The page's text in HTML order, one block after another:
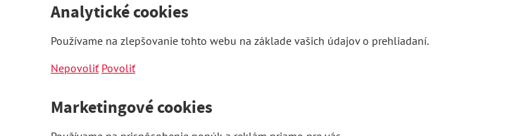
Analytické cookies
Používame na zlepšovanie tohto webu na základe vašich údajov o prehliadaní.
Nepovoliť Povoliť
Marketingové cookies